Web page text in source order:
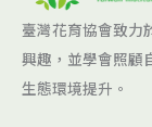
臺灣花育協會致力
興趣，並學會照顧
生態環境提升。